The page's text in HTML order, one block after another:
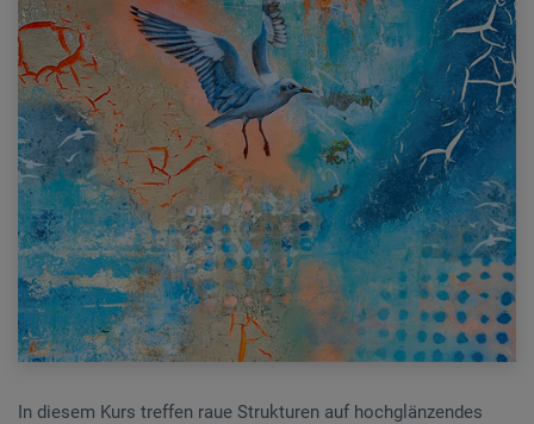
In diesem Kurs treffen raue Strukturen auf hochglänzendes